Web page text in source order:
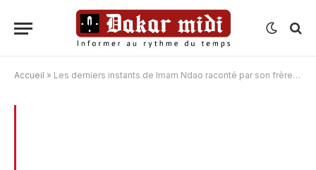
Accueil » Les derniers instants de Imam Ndao raconté par son frère : “Lima yéém moy bimou néké hôpital…”(Vidéo)